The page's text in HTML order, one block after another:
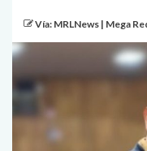
Vía: MRLNews | Mega